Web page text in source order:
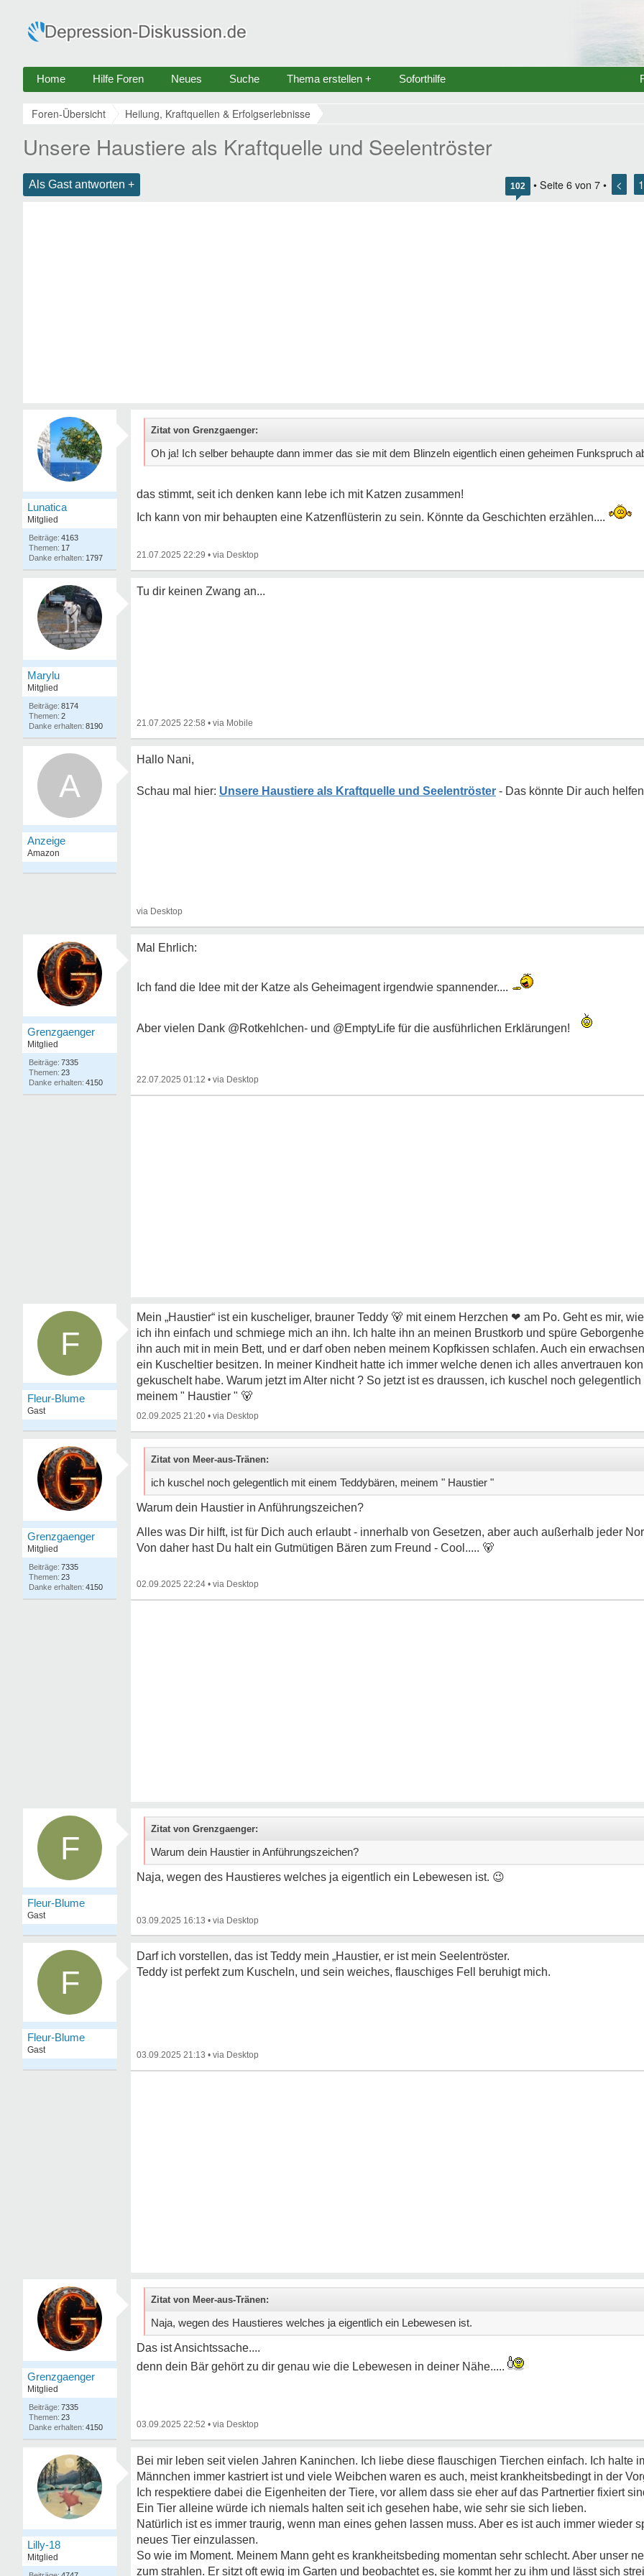
Home Hilfe Foren Neues Suche Thema erstellen + Soforthilfe
Foren-Übersicht Heilung, Kraftquellen & Erfolgserlebnisse
Unsere Haustiere als Kraftquelle und Seelentröster
Als Gast antworten + 102 • Seite 6 von 7 • < 1
Lunatica
Mitglied
4163
17
1797
Zitat von Grenzgaenger:
Oh ja! Ich selber behaupte dann immer das sie mit dem Blinzeln eigentlich einen geheimen Funkspruch
das stimmt, seit ich denken kann lebe ich mit Katzen zusammen!
Ich kann von mir behaupten eine Katzenflüsterin zu sein. Könnte da Geschichten erzählen....
21.07.2025 22:29 •
Marylu
Mitglied
8174
2
8190
Tu dir keinen Zwang an...
21.07.2025 22:58 •
A
Hallo Nani,
Unsere Haustiere als Kraftquelle und Seelentröster
Grenzgaenger
Mitglied
7335
23
4150
Mal Ehrlich:
Ich fand die Idee mit der Katze als Geheimagent irgendwie spannender....
Aber vielen Dank @Rotkehlchen- und @EmptyLife für die ausführlichen Erklärungen!
22.07.2025 01:12 •
F
Fleur-Blume
Gast
Mein „Haustier“ ist ein kuscheliger, brauner Teddy 🐻 mit einem Herzchen ❤ am Po. Geht es mir,
ich ihn einfach und schmiege mich an ihn. Ich halte ihn an meinen Brustkorb und spüre
ihn auch mit in mein Bett, und er darf oben neben meinem Kopfkissen schlafen. Auch ein
ein Kuscheltier besitzen. In meiner Kindheit hatte ich immer welche denen ich alles anvertrauen
gekuschelt habe. Warum jetzt im Alter nicht ? So jetzt ist es draussen, ich kuschel noch
meinem " Haustier " 🐻
02.09.2025 21:20 •
Grenzgaenger
Mitglied
7335
23
4150
Zitat von Meer-aus-Tränen:
ich kuschel noch gelegentlich mit einem Teddybären, meinem " Haustier "
Warum dein Haustier in Anführungszeichen?
Alles was Dir hilft, ist für Dich auch erlaubt - innerhalb von Gesetzen, aber auch außerhalb jeder
Von daher hast Du halt ein Gutmütigen Bären zum Freund - Cool..... 🐻
02.09.2025 22:24 •
F
Fleur-Blume
Gast
Zitat von Grenzgaenger:
Warum dein Haustier in Anführungszeichen?
Naja, wegen des Haustieres welches ja eigentlich ein Lebewesen ist. 😉
03.09.2025 16:13 •
F
Fleur-Blume
Gast
Darf ich vorstellen, das ist Teddy mein „Haustier, er ist mein Seelentröster.
Teddy ist perfekt zum Kuscheln, und sein weiches, flauschiges Fell beruhigt mich.
03.09.2025 21:13 •
Grenzgaenger
Mitglied
7335
23
4150
Zitat von Meer-aus-Tränen:
Naja, wegen des Haustieres welches ja eigentlich ein Lebewesen ist.
Das ist Ansichtssache....
denn dein Bär gehört zu dir genau wie die Lebewesen in deiner Nähe.....
03.09.2025 22:52 •
Lilly-18
Mitglied
Bei mir leben seit vielen Jahren Kaninchen. Ich liebe diese flauschigen Tierchen einfach. Ich halte
Männchen immer kastriert ist und viele Weibchen waren es auch, meist krankheitsbedingt in der
Ich respektiere dabei die Eigenheiten der Tiere, vor allem dass sie eher auf das Partnertier fixiert
Ein Tier alleine würde ich niemals halten seit ich gesehen habe, wie sehr sie sich lieben.
Natürlich ist es immer traurig, wenn man eines gehen lassen muss. Aber es ist auch immer wieder
neues Tier einzulassen.
So wie im Moment. Meinem Mann geht es krankheitsbeding momentan sehr schlecht. Aber unser
zum strahlen. Er sitzt oft ewig im Garten und beobachtet es, sie kommt her zu ihm und lässt sich